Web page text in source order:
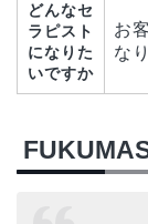
どんなセ
ラピスト
になりた
いですか
お
な